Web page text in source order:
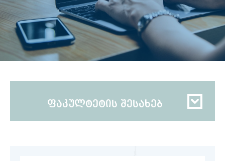
ფაკულტეტის შესახებ